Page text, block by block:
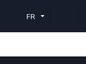
FR
pochette, et l'envoi